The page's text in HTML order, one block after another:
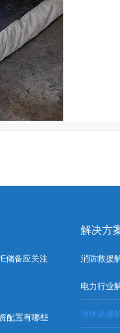
储备应关注
配置有哪些
解决方
消防救援
电力行业
液体溢溅